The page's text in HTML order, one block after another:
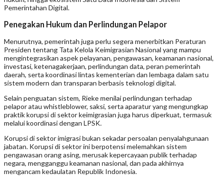
Pemerintahan Digital.
Penegakan Hukum dan Perlindungan Pelapor
Menurutnya, pemerintah juga perlu segera menerbitkan Peraturan
Presiden tentang Tata Kelola Keimigrasian Nasional yang mampu
mengintegrasikan aspek pelayanan, pengawasan, keamanan nasional,
investasi, ketenagakerjaan, perlindungan data, peran pemerintah
daerah, serta koordinasi lintas kementerian dan lembaga dalam satu
sistem modern dan transparan berbasis teknologi digital.
Selain penguatan sistem, Rieke menilai perlindungan terhadap
pelapor atau whistleblower, saksi, serta aparatur yang mengungkap
praktik korupsi di sektor keimigrasian juga harus diperkuat, termasuk
melalui koordinasi dengan LPSK.
Korupsi di sektor imigrasi bukan sekadar persoalan penyalahgunaan
jabatan. Korupsi di sektor ini berpotensi melemahkan sistem
pengawasan orang asing, merusak kepercayaan publik terhadap
negara, mengganggu keamanan nasional, dan pada akhirnya
mengancam kedaulatan Republik Indonesia.